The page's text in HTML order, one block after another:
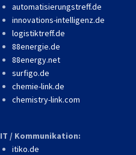
automatisierungstreff.de
innovations-intelligenz.de
logistiktreff.de
88energie.de
88energy.net
surfigo.de
chemie-link.de
chemistry-link.com
IT / Kommunikation:
itiko.de